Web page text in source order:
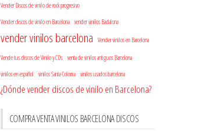
Vender Discos de vinilo de rock progresivo
Vender discos de vinilo en Barcelona
vender vinilos Badalona
vender vinilos barcelona Vender vinilos en Barcelona
Vende tus discos de Vinilo y CDs
venta de vinilos antiguos Barcelona
vinilos en español
vinilos Santa Coloma vinilos usados barcelona
¿Dónde vender discos de vinilo en Barcelona?
COMPRA VENTA VINILOS BARCELONA DISCOS